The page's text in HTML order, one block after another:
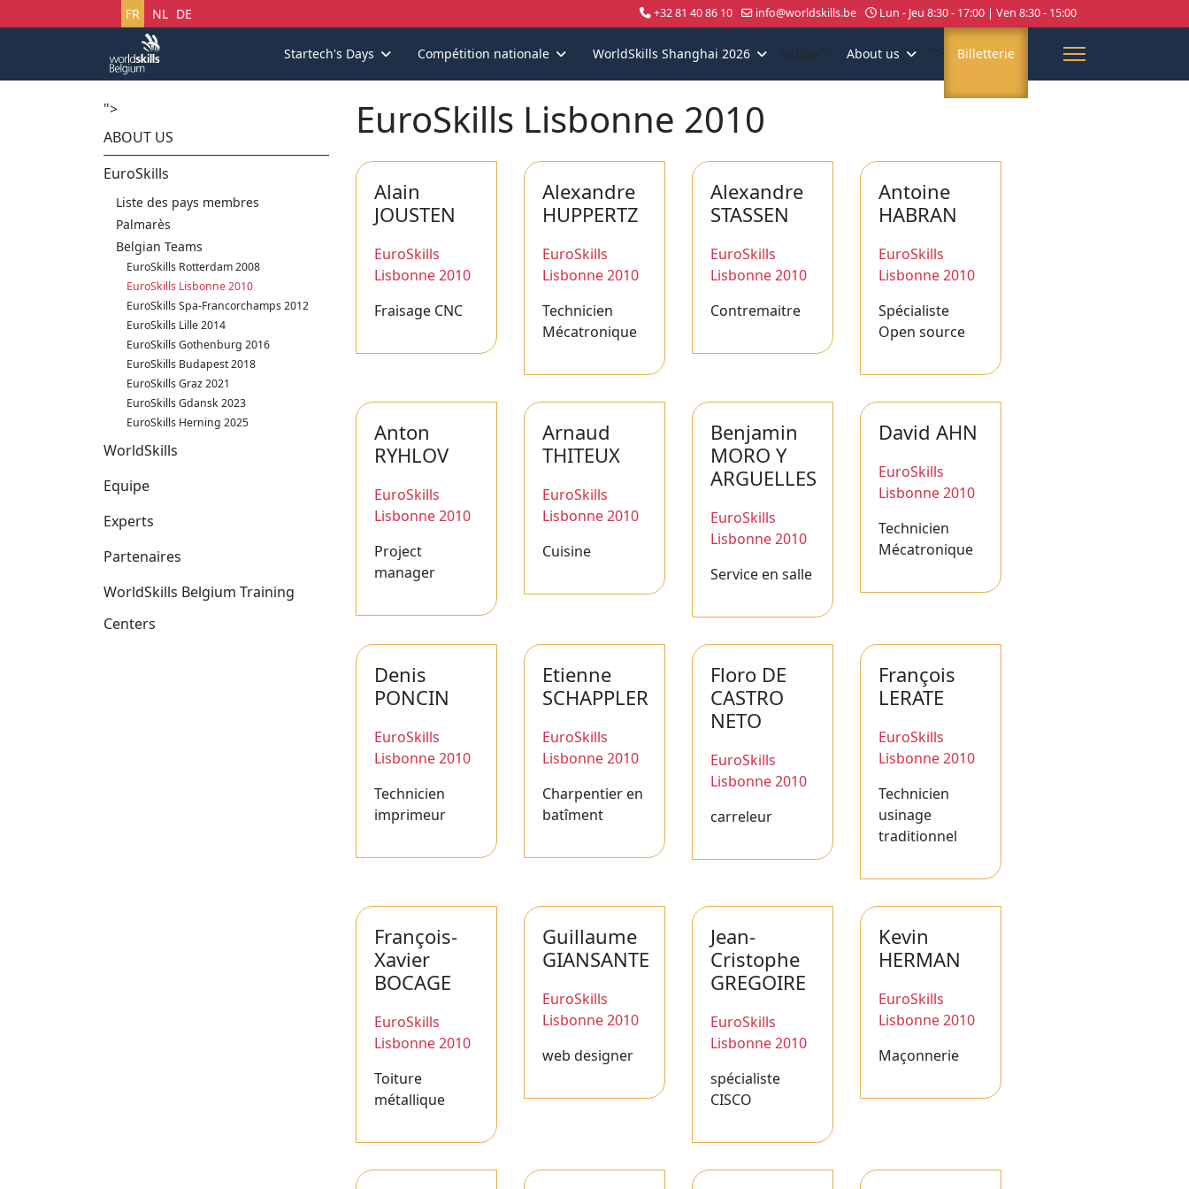
Sélectionnez votre langue
FR NL DE +32 81 40 86 10 info@worldskills.be Lun - Jeu 8:30 - 17:00 | Ven 8:30 - 15:00
Startech's Days Compétition nationale WorldSkills Shanghai 2026 active"> About us "> Billetterie
">
ABOUT US
EuroSkills
Liste des pays membres
Palmarès
Belgian Teams
EuroSkills Rotterdam 2008
EuroSkills Lisbonne 2010
EuroSkills Spa-Francorchamps 2012
EuroSkills Lille 2014
EuroSkills Gothenburg 2016
EuroSkills Budapest 2018
EuroSkills Graz 2021
EuroSkills Gdansk 2023
EuroSkills Herning 2025
WorldSkills
Equipe
Experts
Partenaires
WorldSkills Belgium Training
Centers
EuroSkills Lisbonne 2010
Alain
JOUSTEN
EuroSkills
Lisbonne 2010
Fraisage CNC
Alexandre
HUPPERTZ
EuroSkills
Lisbonne 2010
Technicien
Mécatronique
Alexandre
STASSEN
EuroSkills
Lisbonne 2010
Contremaitre
Antoine
HABRAN
EuroSkills
Lisbonne 2010
Spécialiste
Open source
Anton
RYHLOV
EuroSkills
Lisbonne 2010
Project
manager
Arnaud
THITEUX
EuroSkills
Lisbonne 2010
Cuisine
Benjamin
MORO Y
ARGUELLES
EuroSkills
Lisbonne 2010
Service en salle
David AHN
EuroSkills
Lisbonne 2010
Technicien
Mécatronique
Denis
PONCIN
EuroSkills
Lisbonne 2010
Technicien
imprimeur
Etienne
SCHAPPLER
EuroSkills
Lisbonne 2010
Charpentier en
batîment
Floro DE
CASTRO
NETO
EuroSkills
Lisbonne 2010
carreleur
François
LERATE
EuroSkills
Lisbonne 2010
Technicien
usinage
traditionnel
François-
Xavier
BOCAGE
EuroSkills
Lisbonne 2010
Toiture
métallique
Guillaume
GIANSANTE
EuroSkills
Lisbonne 2010
web designer
Jean-
Cristophe
GREGOIRE
EuroSkills
Lisbonne 2010
spécialiste
CISCO
Kevin
HERMAN
EuroSkills
Lisbonne 2010
Maçonnerie